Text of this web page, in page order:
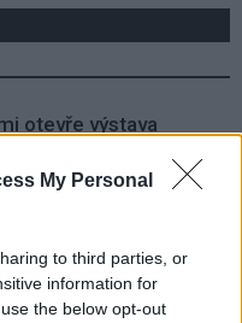
My Personal
to third parties, or
information for
the below opt-out
otevře výstava
program
Klasiku propojí
programem